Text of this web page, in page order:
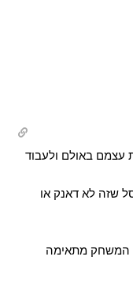
עצמם באולם ולעבוד
שזה לא דאנק או
המשחק מתאימה